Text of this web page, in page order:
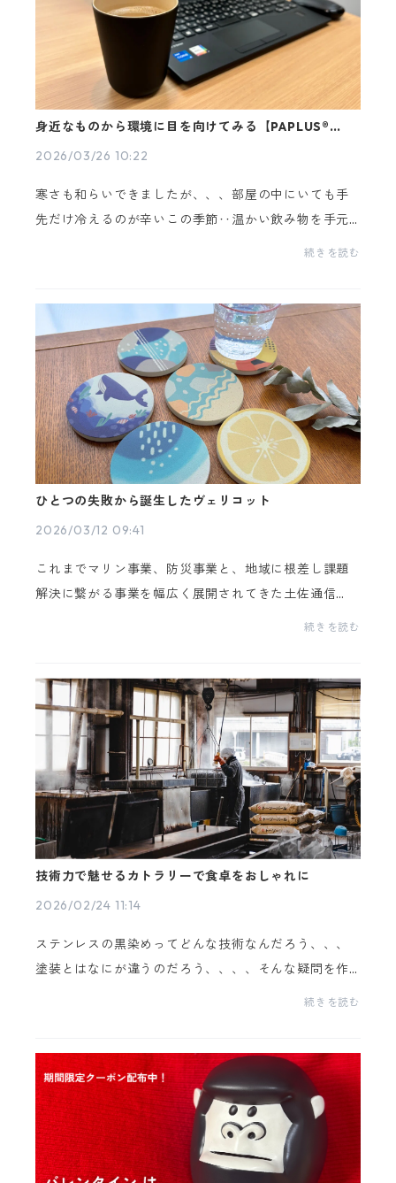
身近なものから環境に目を向けてみる【PAPLUS®タン
2026/03/26 10:22
寒さも和らいできましたが、、、部屋の中にいても手
先だけ冷えるのが辛いこの季節‥温かい飲み物を手元
に置いておきたくなります。PAPLUS® スタッキングタ
続きを読む
ひとつの失敗から誕生したヴェリコット
2026/03/12 09:41
これまでマリン事業、防災事業と、地域に根差し課題
解決に繋がる事業を幅広く展開されてきた土佐通信
様。2016年、新たにスーパーソル事業を発足されまし
続きを読む
技術力で魅せるカトラリーで食卓をおしゃれに
2026/02/24 11:14
ステンレスの黒染めってどんな技術なんだろう、、、
塗装とはなにが違うのだろう、、、、そんな疑問を作
り手の方にお伺いしてきました！つづきは≫≫わくわ
続きを読む